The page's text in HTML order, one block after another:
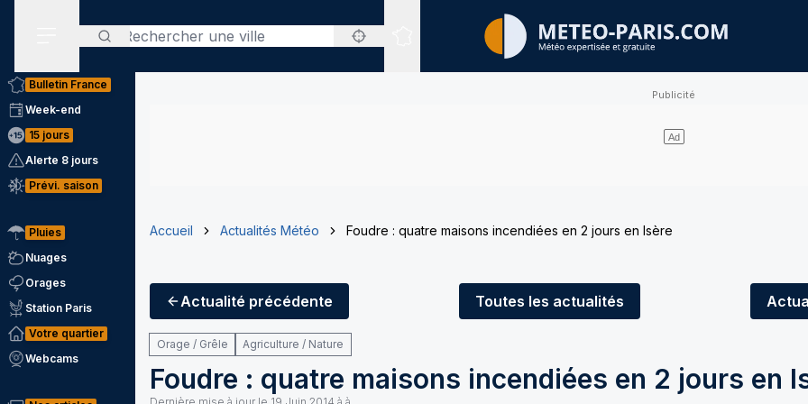
Rechercher
Sites expertisés
Bulletin France
Week-end
15 jours
Alerte 8 jours
Prévi. saison
Pluies
Nuages
Orages
Station Paris
Votre quartier
Webcams
Accueil Actualités Météo Foudre : quatre maisons incendiées en 2 jours en Isère
Actualité précédente Toutes les actualités
Orage / Grêle Agriculture / Nature
Foudre : quatre maisons incendiées en 2 jours en